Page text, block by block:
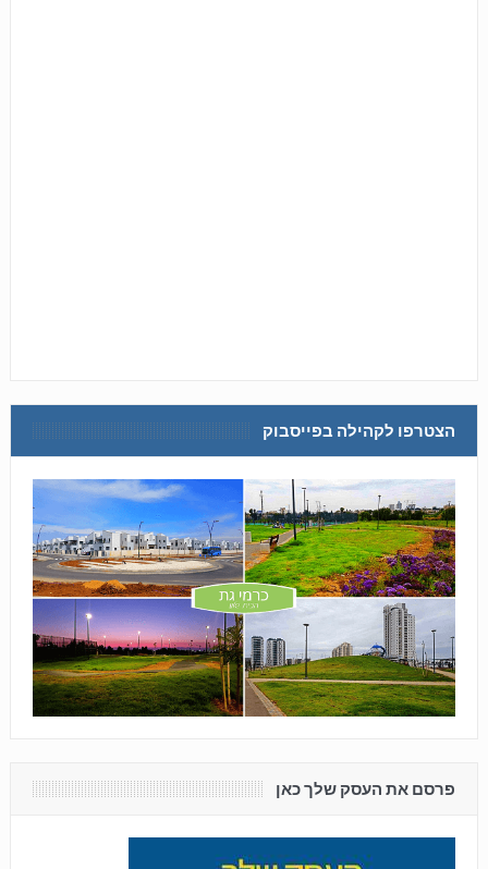
הצטרפו לקהילה בפייסבוק
פרסם את העסק שלך כאן